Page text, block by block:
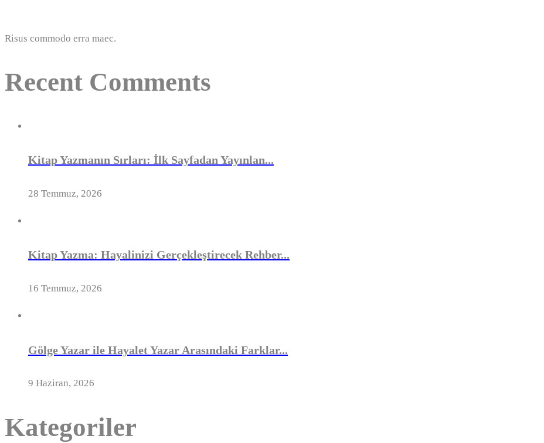
Risus commodo erra maec.
Recent Comments
Kitap Yazmanın Sırları: İlk Sayfadan Yayınlan...
28 Temmuz, 2026
Kitap Yazma: Hayalinizi Gerçekleştirecek Rehber...
16 Temmuz, 2026
Gölge Yazar ile Hayalet Yazar Arasındaki Farklar...
9 Haziran, 2026
Kategoriler